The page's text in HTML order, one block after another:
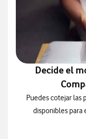
Decide el
Puedes cotejar las
disponibles para